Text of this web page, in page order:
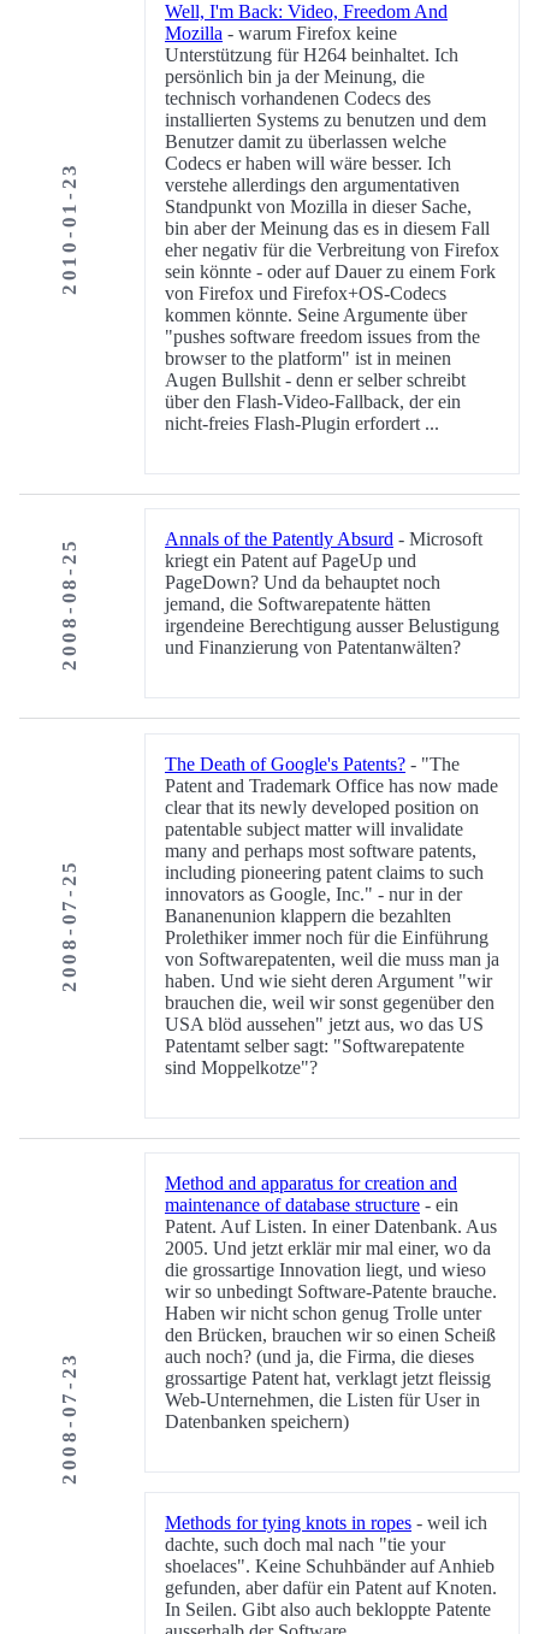
2010-01-23
Well, I'm Back: Video, Freedom And
Mozilla - warum Firefox keine
Unterstützung für H264 beinhaltet. Ich
persönlich bin ja der Meinung, die
technisch vorhandenen Codecs des
installierten Systems zu benutzen und dem
Benutzer damit zu überlassen welche
Codecs er haben will wäre besser. Ich
verstehe allerdings den argumentativen
Standpunkt von Mozilla in dieser Sache,
bin aber der Meinung das es in diesem Fall
eher negativ für die Verbreitung von Firefox
sein könnte - oder auf Dauer zu einem Fork
von Firefox und Firefox+OS-Codecs
kommen könnte. Seine Argumente über
"pushes software freedom issues from the
browser to the platform" ist in meinen
Augen Bullshit - denn er selber schreibt
über den Flash-Video-Fallback, der ein
nicht-freies Flash-Plugin erfordert ...
2008-08-25 Annals of the Patently Absurd - Microsoft
kriegt ein Patent auf PageUp und
PageDown? Und da behauptet noch
jemand, die Softwarepatente hätten
irgendeine Berechtigung ausser Belustigung
und Finanzierung von Patentanwälten?
2008-07-25
The Death of Google's Patents? - "The
Patent and Trademark Office has now made
clear that its newly developed position on
patentable subject matter will invalidate
many and perhaps most software patents,
including pioneering patent claims to such
innovators as Google, Inc." - nur in der
Bananenunion klappern die bezahlten
Prolethiker immer noch für die Einführung
von Softwarepatenten, weil die muss man ja
haben. Und wie sieht deren Argument "wir
brauchen die, weil wir sonst gegenüber den
USA blöd aussehen" jetzt aus, wo das US
Patentamt selber sagt: "Softwarepatente
sind Moppelkotze"?
2008-07-23
Method and apparatus for creation and
maintenance of database structure - ein
Patent. Auf Listen. In einer Datenbank. Aus
2005. Und jetzt erklär mir mal einer, wo da
die grossartige Innovation liegt, und wieso
wir so unbedingt Software-Patente brauche.
Haben wir nicht schon genug Trolle unter
den Brücken, brauchen wir so einen Scheiß
auch noch? (und ja, die Firma, die dieses
grossartige Patent hat, verklagt jetzt fleissig
Web-Unternehmen, die Listen für User in
Datenbanken speichern)
Methods for tying knots in ropes - weil ich
dachte, such doch mal nach "tie your
shoelaces". Keine Schuhbänder auf Anhieb
gefunden, aber dafür ein Patent auf Knoten.
In Seilen. Gibt also auch bekloppte Patente